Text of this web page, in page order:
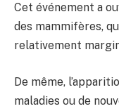
Cet événement a
des mammifères,
relativement
De même,
maladies ou de